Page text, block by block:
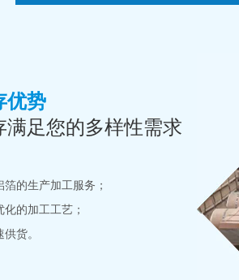
优势
满足您的多样性需求
的生产加工服务；
的加工工艺；
货。